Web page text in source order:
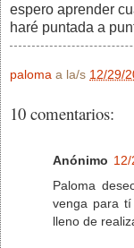
espero aprender
haré puntada a
paloma a la/s 12/29/
10 comentarios:
Anónimo 12/
Paloma
venga para
lleno de